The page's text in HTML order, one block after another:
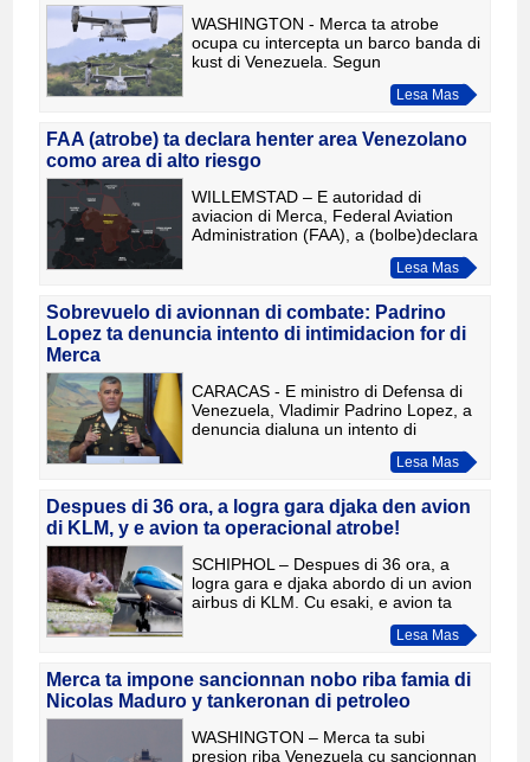
WASHINGTON - Merca ta atrobe
ocupa cu intercepta un barco banda di
kust di Venezuela. Segun
funcionarionan mericano, e ta trata di
un barco petrolero cu ta riba e lista di
Lesa Mas
FAA (atrobe) ta declara henter area Venezolano
como area di alto riesgo
WILLEMSTAD – E autoridad di
aviacion di Merca, Federal Aviation
Administration (FAA), a (bolbe)declara
oficialmente henter e area Venezolano
como un area di halto riesgo paLesa Mas
Sobrevuelo di avionnan di combate: Padrino
Lopez ta denuncia intento di intimidacion for di
Merca
CARACAS - E ministro di Defensa di
Venezuela, Vladimir Padrino Lopez, a
denuncia dialuna un intento di
intimidacion for di Merca, despues cu
avionnan di combate F-18 a haci un
Lesa Mas
Despues di 36 ora, a logra gara djaka den avion
di KLM, y e avion ta operacional atrobe!
SCHIPHOL – Despues di 36 ora, a
logra gara e djaka abordo di un avion
airbus di KLM. Cu esaki, e avion ta
bek den servicio atrobe, KLM ta
raporta diabierna. Tabatin 254Lesa Mas
Merca ta impone sancionnan nobo riba famia di
Nicolas Maduro y tankeronan di petroleo
WASHINGTON – Merca ta subi
presion riba Venezuela cu sancionnan